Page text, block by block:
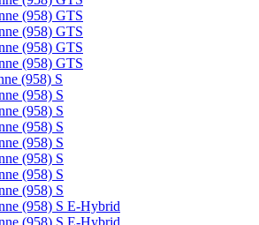
(958) GTS
(958) GTS
(958) GTS
(958) GTS
(958) S
(958) S
(958) S
(958) S
(958) S
(958) S
(958) S
(958) S
(958) S E-Hybrid
(958) S E-Hybrid